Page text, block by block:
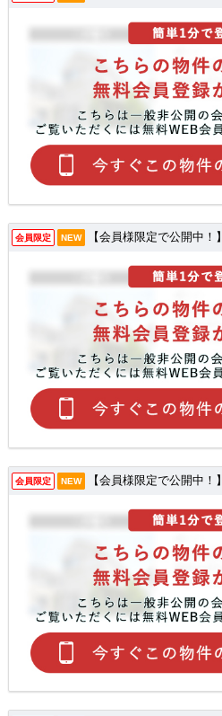
会員限定 NEW 【会員様限定で公開中！】
会員限定 NEW 【会員様限定で公開中！】